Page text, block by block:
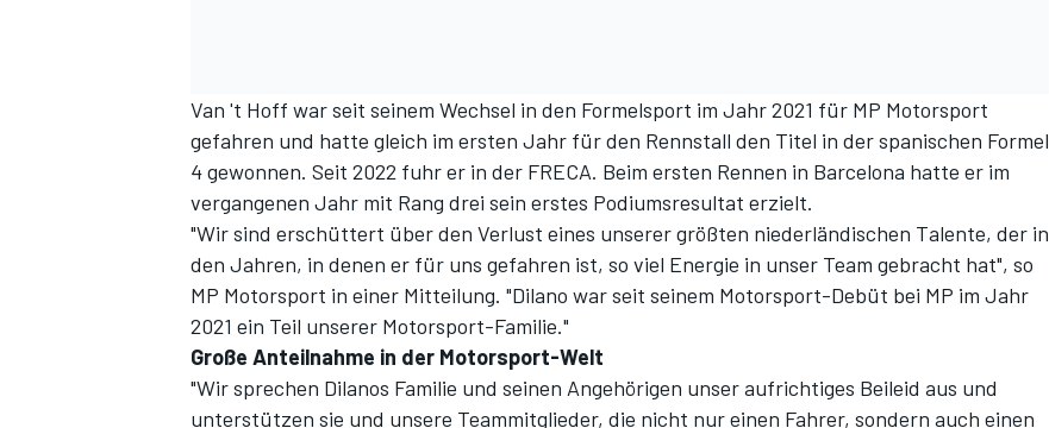
Van 't Hoff war seit seinem Wechsel in den Formelsport im Jahr 2021 für MP Motorsport
gefahren und hatte gleich im ersten Jahr für den Rennstall den Titel in der spanischen Formel
4 gewonnen. Seit 2022 fuhr er in der FRECA. Beim ersten Rennen in Barcelona hatte er im
vergangenen Jahr mit Rang drei sein erstes Podiumsresultat erzielt.
"Wir sind erschüttert über den Verlust eines unserer größten niederländischen Talente, der in
den Jahren, in denen er für uns gefahren ist, so viel Energie in unser Team gebracht hat", so
MP Motorsport in einer Mitteilung. "Dilano war seit seinem Motorsport-Debüt bei MP im Jahr
2021 ein Teil unserer Motorsport-Familie."
Große Anteilnahme in der Motorsport-Welt
"Wir sprechen Dilanos Familie und seinen Angehörigen unser aufrichtiges Beileid aus und
unterstützen sie und unsere Teammitglieder, die nicht nur einen Fahrer, sondern auch einen